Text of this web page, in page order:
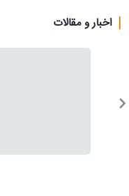
اخبار و مقالات